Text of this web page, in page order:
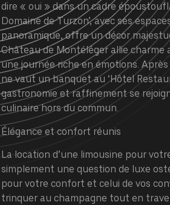
dire « oui » dans un cadre
Domaine de Turzon’, avec ses
panoramique, offre un décor
Château de Montéléger allie
une journée riche en émotions.
ne vaut un banquet au ‘Hôtel
gastronomie et raffinement se
culinaire hors du commun.
Élégance et confort réunis
La location d’une limousine pour
simplement une question de luxe
pour votre confort et celui de vos
trinquer au champagne tout en